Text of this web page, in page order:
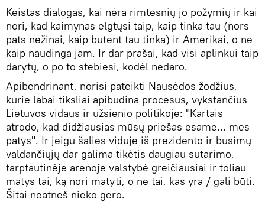
Keistas dialogas, kai nėra rimtesnių jo požymių ir kai
nori, kad kaimynas elgtųsi taip, kaip tinka tau (nors
pats nežinai, kaip būtent tau tinka) ir Amerikai, o ne
kaip naudinga jam. Ir dar prašai, kad visi aplinkui taip
darytų, o po to stebiesi, kodėl nedaro.
Apibendrinant, norisi pateikti Nausėdos žodžius,
kurie labai tiksliai apibūdina procesus, vykstančius
Lietuvos vidaus ir užsienio politikoje: "Kartais
atrodo, kad didžiausias mūsų priešas esame... mes
patys". Ir jeigu šalies viduje iš prezidento ir būsimų
valdančiųjų dar galima tikėtis daugiau sutarimo,
tarptautinėje arenoje valstybė greičiausiai ir toliau
matys tai, ką nori matyti, o ne tai, kas yra / gali būti.
Šitai neatneš nieko gero.